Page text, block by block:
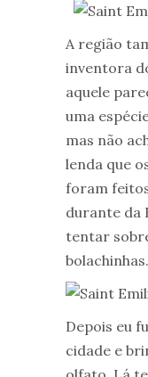
A região
inventora
aquele
uma
mas não
lenda que
foram
durante da
tentar
bolachinhas.
Depois eu
cidade e